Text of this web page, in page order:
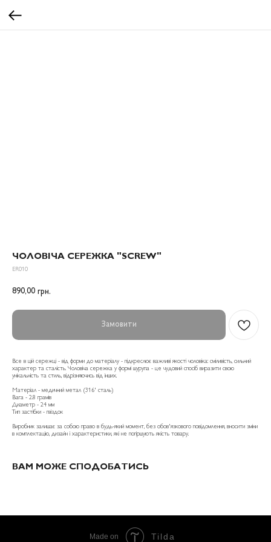
ЧОЛОВІЧА СЕРЕЖКА "SCREW"
ER010
890,00 грн.
Замовити
Все в цій сережці - від форми до матеріалу - підкреслює важливі якості чоловіка: сміливість, сильний
характер та сталість. Чоловіча сережка у формі шурупа - це чудовий спосіб виразити свою
унікальність та стиль, відрізняючись від інших.
Матеріал - медичний метал (316' сталь)
Вага - 2.8 грамів
Диаметр - 24 мм
Тип застібки - гвіздок
Виробник залишає за собою право в будь-який момент, без обов'язкового повідомлення, вносити зміни
в комплектацію, дизайн і характеристики, які не погіршують якість товару.
ВАМ МОЖЕ СПОДОБАТИСЬ
Made on Tilda